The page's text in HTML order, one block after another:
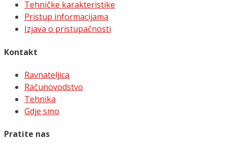
Tehničke karakteristike
Pristup informacijama
Izjava o pristupačnosti
Kontakt
Ravnateljica
Računovodstvo
Tehnika
Gdje smo
Pratite nas